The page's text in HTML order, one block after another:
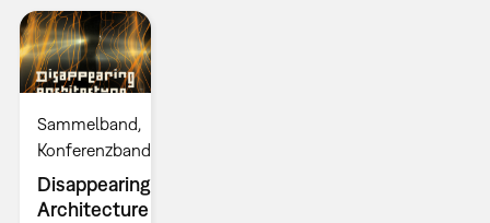
Sammelband
Konferenzband
Disappearing
Architecture